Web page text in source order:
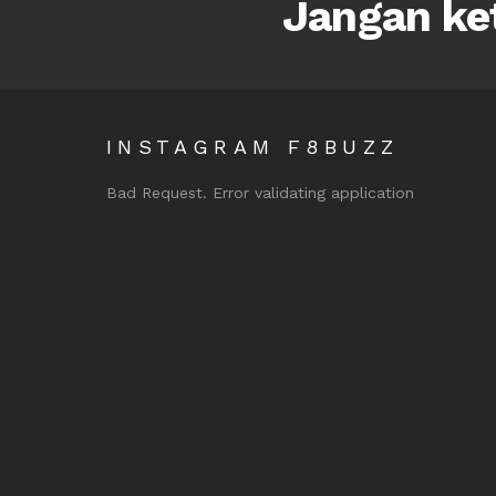
Jangan
INSTAGRAM F8BUZZ
Bad Request. Error validating application